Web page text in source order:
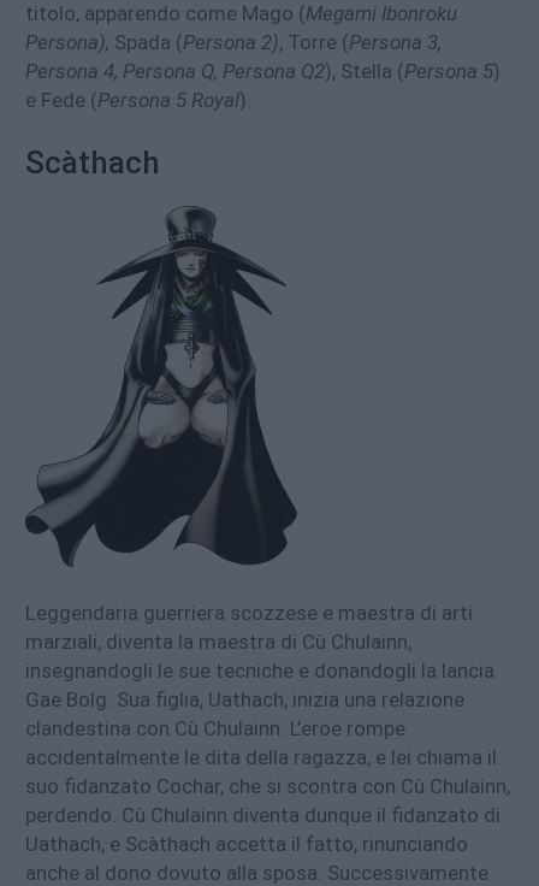
titolo, apparendo come Mago (Megami Ibonroku
Persona), Spada (Persona 2), Torre (Persona 3,
Persona 4, Persona Q, Persona Q2), Stella (Persona 5)
e Fede (Persona 5 Royal).
Scàthach
Leggendaria guerriera scozzese e maestra di arti
marziali, diventa la maestra di Cù Chulainn,
insegnandogli le sue tecniche e donandogli la lancia
Gae Bolg. Sua figlia, Uathach, inizia una relazione
clandestina con Cù Chulainn. L’eroe rompe
accidentalmente le dita della ragazza, e lei chiama il
suo fidanzato Cochar, che si scontra con Cù Chulainn,
perdendo. Cù Chulainn diventa dunque il fidanzato di
Uathach, e Scàthach accetta il fatto, rinunciando
anche al dono dovuto alla sposa. Successivamente